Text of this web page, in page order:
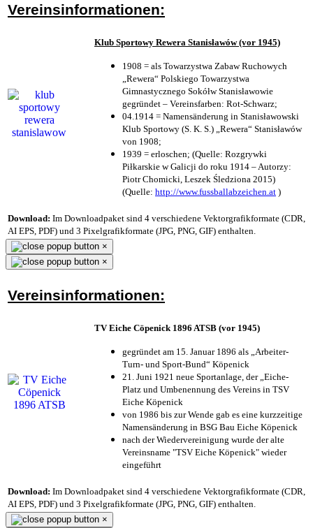
Vereinsinformationen:
Klub Sportowy Rewera Stanisławów (vor 1945)
1908 = als Towarzystwa Zabaw Ruchowych
„Rewera“ Polskiego Towarzystwa
Gimnastycznego Sokółw Stanisławowie
gegründet – Vereinsfarben: Rot-Schwarz;
04.1914 = Namensänderung in Stanisławowski
Klub Sportowy (S. K. S.) „Rewera“ Stanisławów
von 1908;
1939 = erloschen; (Quelle: Rozgrywki
Piłkarskie w Galicji do roku 1914 – Autorzy:
Piotr Chomicki, Leszek Śledziona 2015)
(Quelle: http://www.fussballabzeichen.at )
Download: Im Downloadpaket sind 4 verschiedene Vektorgrafikformate (CDR,
AI EPS, PDF) und 3 Pixelgrafikformate (JPG, PNG, GIF) enthalten.
×
×
Vereinsinformationen:
TV Eiche Cöpenick 1896 ATSB (vor 1945)
gegründet am 15. Januar 1896 als „Arbeiter-
Turn- und Sport-Bund“ Köpenick
21. Juni 1921 neue Sportanlage, der „Eiche-
Platz und Umbenennung des Vereins in TSV
Eiche Köpenick
von 1986 bis zur Wende gab es eine kurzzeitige
Namensänderung in BSG Bau Eiche Köpenick
nach der Wiedervereinigung wurde der alte
Vereinsname "TSV Eiche Köpenick" wieder
eingeführt
Download: Im Downloadpaket sind 4 verschiedene Vektorgrafikformate (CDR,
AI EPS, PDF) und 3 Pixelgrafikformate (JPG, PNG, GIF) enthalten.
×